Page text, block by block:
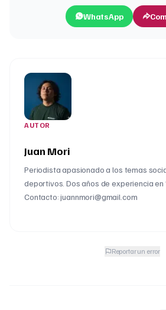
WhatsApp
AUTOR
Juan Mori
Periodista apasionado a los temas
deportivos. Dos años de experiencia en
Contacto: juannmori@gmail.com
Reportar un error